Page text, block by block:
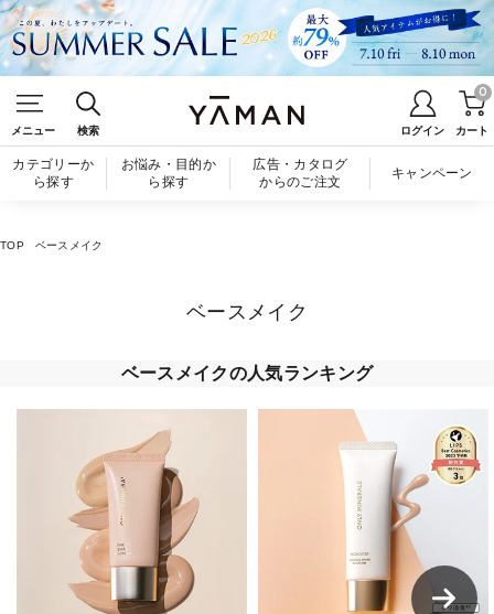
メニュー 検索 ログイン カート
0
カテゴリーか
ら探す
お悩み・目的か
ら探す
広告・カタログ
からのご注文
キャンペーン
TOP ベースメイク
ベースメイク
ベースメイクの人気ランキング